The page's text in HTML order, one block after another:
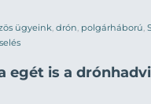
ügyeink drón polgárháború
egét is a